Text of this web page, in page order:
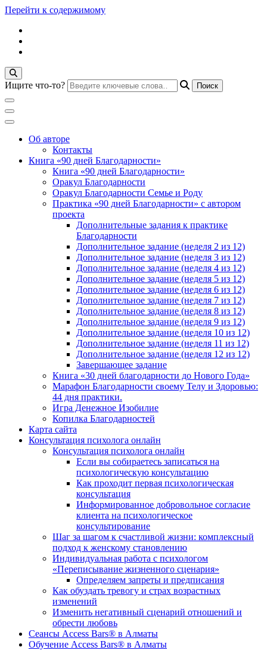
Перейти к содержимому
Ищите что-то?
Практическая
психология для
женщин
Об авторе
Контакты
Книга «90 дней Благодарности»
Книга «90 дней Благодарности»
Оракул Благодарности
Оракул Благодарности Семье и Роду
Практика «90 дней Благодарности» с автором
проекта
Дополнительные задания к практике
Благодарности
Дополнительное задание (неделя 2 из 12)
Дополнительное задание (неделя 3 из 12)
Дополнительное задание (неделя 4 из 12)
Дополнительное задание (неделя 5 из 12)
Дополнительное задание (неделя 6 из 12)
Дополнительное задание (неделя 7 из 12)
Дополнительное задание (неделя 8 из 12)
Дополнительное задание (неделя 9 из 12)
Дополнительное задание (неделя 10 из 12)
Дополнительное задание (неделя 11 из 12)
Дополнительное задание (неделя 12 из 12)
Завершающее задание
Книга «30 дней благодарности до Нового Года»
Марафон Благодарности своему Телу и Здоровью:
44 дня практики.
Игра Денежное Изобилие
Копилка Благодарностей
Карта сайта
Консультация психолога онлайн
Консультация психолога онлайн
Если вы собираетесь записаться на
психологическую консультацию
Как проходит первая психологическая
консультация
Информированное добровольное согласие
клиента на психологическое
консультирование
Шаг за шагом к счастливой жизни: комплексный
подход к женскому становлению
Индивидуальная работа с психологом
«Переписывание жизненного сценария»
Определяем запреты и предписания
Как обуздать тревогу и страх возрастных
изменений
Изменить негативный сценарий отношений и
обрести любовь
Cеансы Access Bars® в Алматы
Обучение Access Bars® в Алматы